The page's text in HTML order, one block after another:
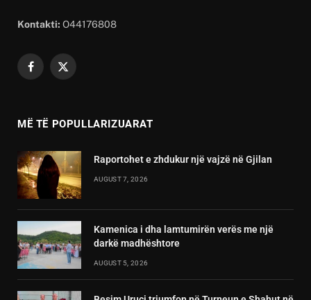
Kontakti: O44176808
Facebook
X
MË TË POPULLARIZUARAT
Raportohet e zhdukur një vajzë në Gjilan
AUGUST 7, 2026
Kamenica i dha lamtumirën verës me një
darkë madhështore
AUGUST 5, 2026